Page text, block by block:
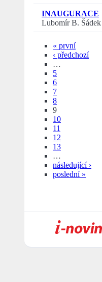
INAUGURACE
Lubomír B. Šádek
« první
‹ předchozí
…
5
6
7
8
9
10
11
12
13
…
následující ›
poslední »